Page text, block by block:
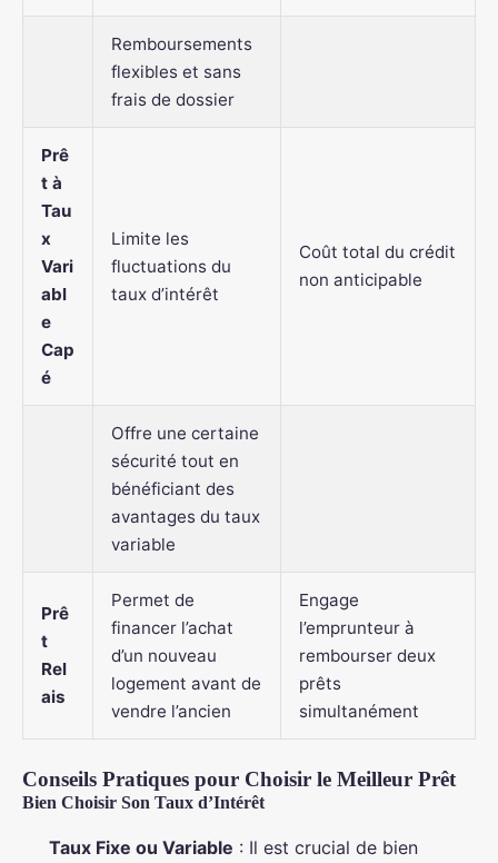
Remboursements
flexibles et sans
frais de dossier
Prê
t à
Tau
x
Vari
abl
e
Cap
é
Limite les
fluctuations du
taux d’intérêt
Coût total du crédit
non anticipable
Offre une certaine
sécurité tout en
bénéficiant des
avantages du taux
variable
Prê
t
Rel
ais
Permet de
financer l’achat
d’un nouveau
logement avant de
vendre l’ancien
Engage
l’emprunteur à
rembourser deux
prêts
simultanément
Conseils Pratiques pour Choisir le Meilleur Prêt
Bien Choisir Son Taux d’Intérêt
Taux Fixe ou Variable : Il est crucial de bien